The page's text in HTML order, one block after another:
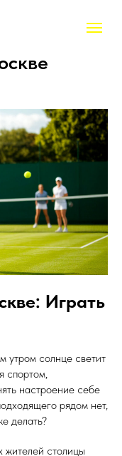
Играть
утром солнце светит
спортом,
настроение себе
рядом нет,
делать?
столицы